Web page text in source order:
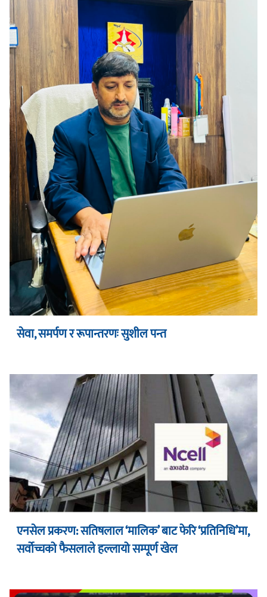
सेवा, समर्पण र रूपान्तरणः सुशील पन्त
एनसेल प्रकरण: सतिषलाल ‘मालिक’ बाट फेरि ‘प्रतिनिधि’मा,
सर्वोच्चको फैसलाले हल्लायो सम्पूर्ण खेल